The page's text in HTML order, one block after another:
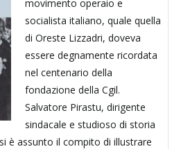
movimento operaio e
socialista italiano, quale quella
di Oreste Lizzadri, doveva
essere degnamente ricordata
nel centenario della
fondazione della Cgil.
Salvatore Pirastu, dirigente
sindacale e studioso di storia
è assunto il compito di illustrare